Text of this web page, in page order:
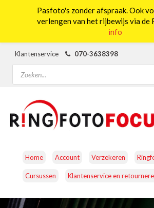
Klantenservice
070-3638398
Producten
zoeken
Home Account Verzekeren
Cursussen Klantenservice en
Pasfoto's zonder afspraak. Ook
verlengen van het rijbewijs via de
info